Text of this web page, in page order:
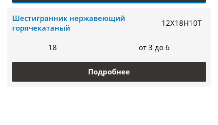
Шестигранник нержавеющий
горячекатаный
12Х18Н10Т
18 от 3 до 6
Подробнее